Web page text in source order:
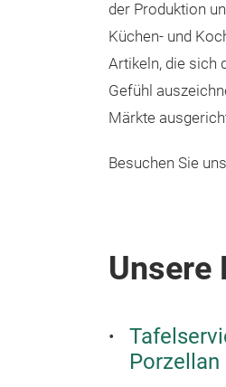
der Produktion
Küchen- und
Artikeln, die sich
Gefühl
Märkte
Besuchen Sie
Unsere
Porzellan